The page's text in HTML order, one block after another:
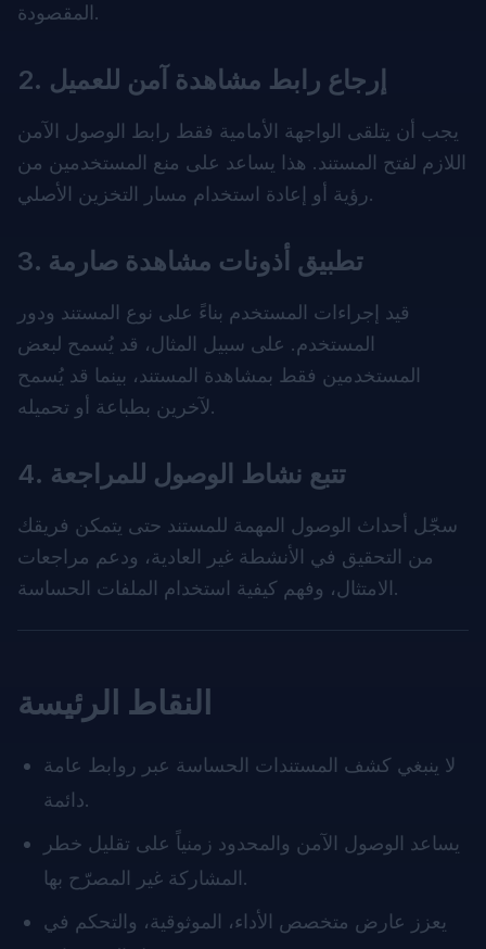
المقصودة.
2. إرجاع رابط مشاهدة آمن للعميل
يجب أن يتلقى الواجهة الأمامية فقط رابط الوصول الآمن
اللازم لفتح المستند. هذا يساعد على منع المستخدمين من
رؤية أو إعادة استخدام مسار التخزين الأصلي.
3. تطبيق أذونات مشاهدة صارمة
قيد إجراءات المستخدم بناءً على نوع المستند ودور
المستخدم. على سبيل المثال، قد يُسمح لبعض
المستخدمين فقط بمشاهدة المستند، بينما قد يُسمح
لآخرين بطباعة أو تحميله.
4. تتبع نشاط الوصول للمراجعة
سجّل أحداث الوصول المهمة للمستند حتى يتمكن فريقك
من التحقيق في الأنشطة غير العادية، ودعم مراجعات
الامتثال، وفهم كيفية استخدام الملفات الحساسة.
النقاط الرئيسة
لا ينبغي كشف المستندات الحساسة عبر روابط عامة
دائمة.
يساعد الوصول الآمن والمحدود زمنياً على تقليل خطر
المشاركة غير المصرّح بها.
يعزز عارض متخصص الأداء، الموثوقية، والتحكم في